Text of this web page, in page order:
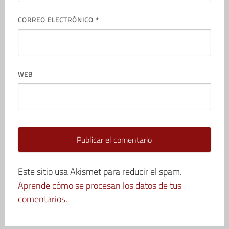
CORREO ELECTRÓNICO *
WEB
Este sitio usa Akismet para reducir el spam.
Aprende cómo se procesan los datos de tus
comentarios.